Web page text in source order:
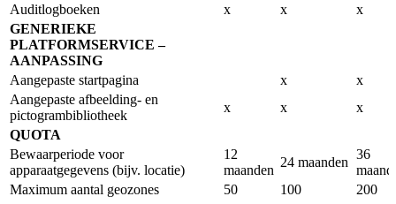
Auditlogboeken
x x
x
GENERIEKE
PLATFORMSERVICE –
AANPASSING
Aangepaste startpagina
x
x
Aangepaste afbeelding- en
pictogrambibliotheek
x x
x
QUOTA
Bewaarperiode voor
apparaatgegevens (bijv. locatie)
12
maanden
24 maanden
36
Maximum aantal geozones
50 100
200